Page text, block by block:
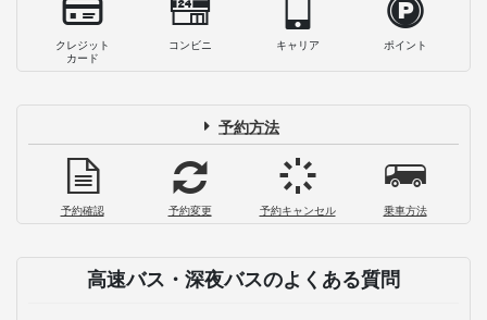
クレジット
カード
コンビニ キャリア ポイント
予約方法
予約確認 予約変更 予約キャンセル 乗車方法
高速バス・深夜バスのよくある質問